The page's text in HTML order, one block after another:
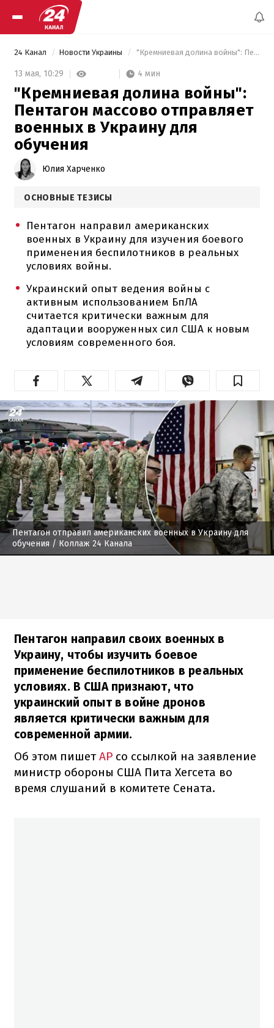
24 Канал Новости Украины "Кремниевая долина войны": Пентагон массово отправляет военных в Украину для обучения
13 мая, 10:29 4 мин
"Кремниевая долина войны":
Пентагон массово отправляет
военных в Украину для
обучения
Юлия Харченко
ОСНОВНЫЕ ТЕЗИСЫ
Пентагон направил американских
военных в Украину для изучения боевого
применения беспилотников в реальных
условиях войны.
Украинский опыт ведения войны с
активным использованием БпЛА
считается критически важным для
адаптации вооруженных сил США к новым
условиям современного боя.
Пентагон отправил американских военных в Украину для
обучения / Коллаж 24 Канала
Пентагон направил своих военных в
Украину, чтобы изучить боевое
применение беспилотников в реальных
условиях. В США признают, что
украинский опыт в войне дронов
является критически важным для
современной армии.
Об этом пишетAP со ссылкой на заявление
министр обороны США Пита Хегсета во
время слушаний в комитете Сената.